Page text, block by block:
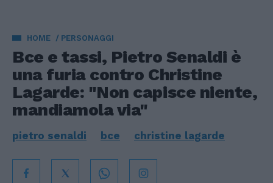
HOME PERSONAGGI
Bce e tassi, Pietro Senaldi è
una furia contro Christine
Lagarde: "Non capisce niente,
mandiamola via"
pietro senaldi bce christine lagarde